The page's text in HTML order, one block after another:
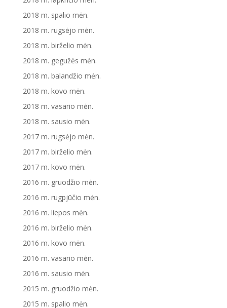
2018 m. spalio mėn.
2018 m. rugsėjo mėn.
2018 m. birželio mėn.
2018 m. gegužės mėn.
2018 m. balandžio mėn.
2018 m. kovo mėn.
2018 m. vasario mėn.
2018 m. sausio mėn.
2017 m. rugsėjo mėn.
2017 m. birželio mėn.
2017 m. kovo mėn.
2016 m. gruodžio mėn.
2016 m. rugpjūčio mėn.
2016 m. liepos mėn.
2016 m. birželio mėn.
2016 m. kovo mėn.
2016 m. vasario mėn.
2016 m. sausio mėn.
2015 m. gruodžio mėn.
2015 m. spalio mėn.